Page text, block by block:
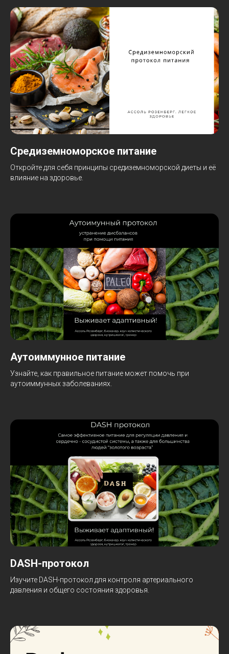
Средиземноморское питание
Откройте для себя принципы средиземноморской диеты и её
влияние на здоровье.
Аутоиммунное питание
Узнайте, как правильное питание может помочь при
аутоиммунных заболеваниях.
DASH-протокол
Изучите DASH-протокол для контроля артериального
давления и общего состояния здоровья.